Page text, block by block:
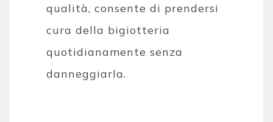
qualità, consente di prendersi
cura della bigiotteria
quotidianamente senza
danneggiarla.